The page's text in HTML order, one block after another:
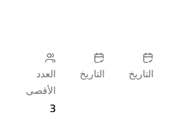
التاريخ التاريخ
العدد
الأقصى
3